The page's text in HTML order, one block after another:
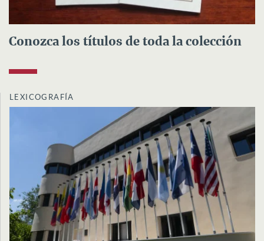
Conozca los títulos de toda la colección
LEXICOGRAFÍA